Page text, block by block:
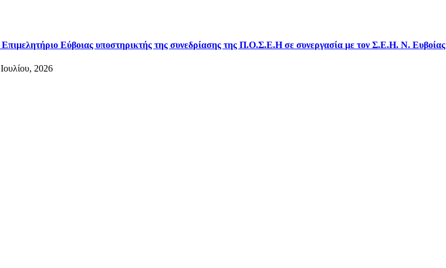
Εύβοιας υποστηρικτής της συνεδρίασης της Π.Ο.Σ.Ε.Η σε συνεργασία με τον Σ.Ε.Η. Ν. Ευβοίας
2026